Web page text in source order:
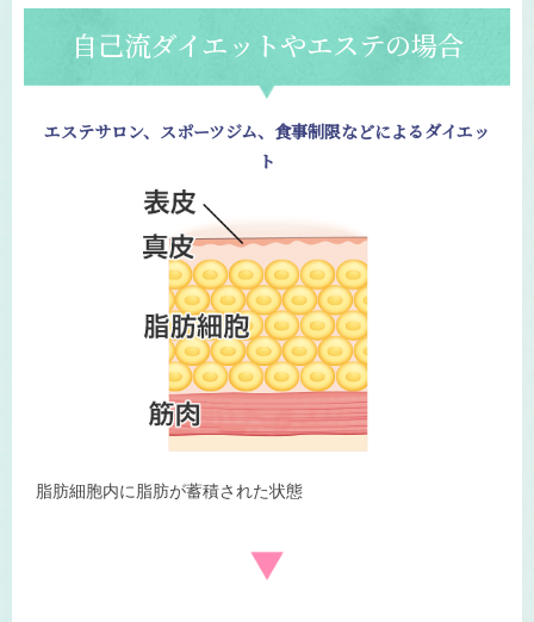
自己流ダイエットやエステの場合
エステサロン、スポーツジム、食事制限などによるダイエッ
ト
脂肪細胞内に脂肪が蓄積された状態